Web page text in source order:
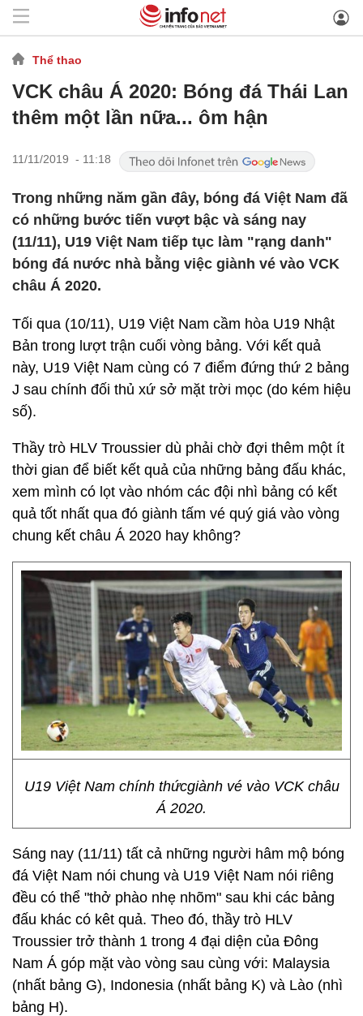
Thể thao
VCK châu Á 2020: Bóng đá Thái Lan
thêm một lần nữa... ôm hận
11/11/2019 - 11:18
Trong những năm gần đây, bóng đá Việt Nam đã
có những bước tiến vượt bậc và sáng nay
(11/11), U19 Việt Nam tiếp tục làm "rạng danh"
bóng đá nước nhà bằng việc giành vé vào VCK
châu Á 2020.
Tối qua (10/11), U19 Việt Nam cầm hòa U19 Nhật
Bản trong lượt trận cuối vòng bảng. Với kết quả
này, U19 Việt Nam cùng có 7 điểm đứng thứ 2 bảng
J sau chính đối thủ xứ sở mặt trời mọc (do kém hiệu
số).
Thầy trò HLV Troussier dù phải chờ đợi thêm một ít
thời gian để biết kết quả của những bảng đấu khác,
xem mình có lọt vào nhóm các đội nhì bảng có kết
quả tốt nhất qua đó giành tấm vé quý giá vào vòng
chung kết châu Á 2020 hay không?
U19 Việt Nam chính thứcgiành vé vào VCK châu
Á 2020.
Sáng nay (11/11) tất cả những người hâm mộ bóng
đá Việt Nam nói chung và U19 Việt Nam nói riêng
đều có thể "thở phào nhẹ nhõm" sau khi các bảng
đấu khác có kêt quả. Theo đó, thầy trò HLV
Troussier trở thành 1 trong 4 đại diện của Đông
Nam Á góp mặt vào vòng sau cùng với: Malaysia
(nhất bảng G), Indonesia (nhất bảng K) và Lào (nhì
bảng H).